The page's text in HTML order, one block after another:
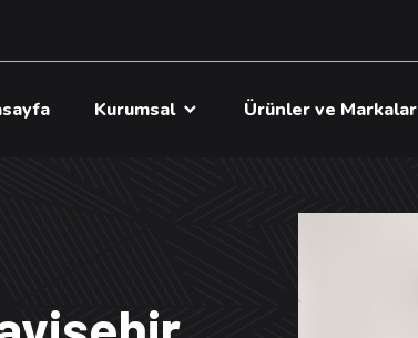
Kurumsal Ürünler ve Markalar